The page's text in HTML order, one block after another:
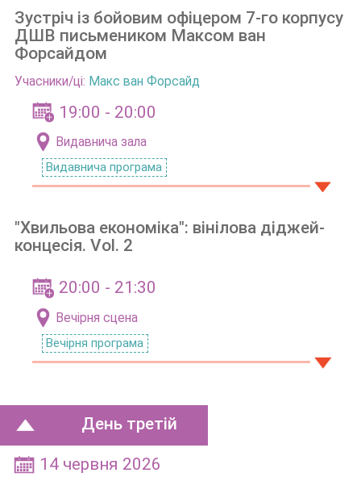
19:00 - 20:00
Видавнича зала
Видавнича програма
Зустріч із бойовим офіцером 7-го корпусу
ДШВ письмеником Максом ван
Форсайдом
Учасники/ці: Макс ван Форсайд
20:00 - 21:30
Вечірня сцена
Вечірня програма
"Хвильова економіка": вінілова діджей-
концесія. Vol. 2
День третій
14 червня 2026